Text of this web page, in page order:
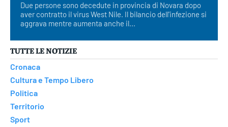
Due persone sono decedute in provincia di Novara dopo
aver contratto il virus West Nile. Il bilancio dell'infezione si
aggrava mentre aumenta anche il...
TUTTE LE NOTIZIE
Cronaca
Cultura e Tempo Libero
Politica
Territorio
Sport